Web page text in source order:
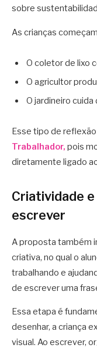
sobre
As crianças
O coletor de lixo
O agricultor
O jardineiro
Esse tipo de
Trabalhador, pois
diretamente ligado
Criatividade
escrever
A proposta também
criativa, no qual o
trabalhando e
de escrever uma
Essa etapa é
desenhar, a criança
visual. Ao escrever,